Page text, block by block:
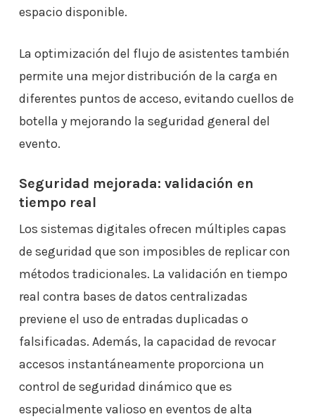
espacio disponible.
La optimización del flujo de asistentes también
permite una mejor distribución de la carga en
diferentes puntos de acceso, evitando cuellos de
botella y mejorando la seguridad general del
evento.
Seguridad mejorada: validación en
tiempo real
Los sistemas digitales ofrecen múltiples capas
de seguridad que son imposibles de replicar con
métodos tradicionales. La validación en tiempo
real contra bases de datos centralizadas
previene el uso de entradas duplicadas o
falsificadas. Además, la capacidad de revocar
accesos instantáneamente proporciona un
control de seguridad dinámico que es
especialmente valioso en eventos de alta